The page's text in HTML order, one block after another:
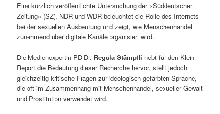
Eine kürzlich veröffentlichte Untersuchung der «Süddeutschen
Zeitung» (SZ), NDR und WDR beleuchtet die Rolle des Internets
bei der sexuellen Ausbeutung und zeigt, wie Menschenhandel
zunehmend über digitale Kanäle organisiert wird.
Die Medienexpertin PD Dr. Regula Stämpfli hebt für den Klein
Report die Bedeutung dieser Recherche hervor, stellt jedoch
gleichzeitig kritische Fragen zur ideologisch gefärbten Sprache,
die oft im Zusammenhang mit Menschenhandel, sexueller Gewalt
und Prostitution verwendet wird.